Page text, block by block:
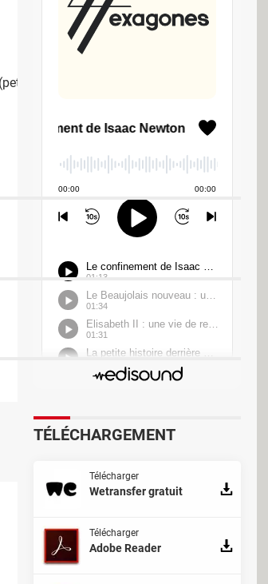
modules complémentaires) de
TÉLÉCHARGEMENT
Télécharger
Wetransfer gratuit
Télécharger
Adobe Reader